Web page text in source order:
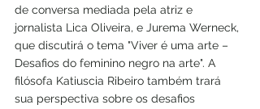
de conversa mediada pela atriz e
jornalista Lica Oliveira, e Jurema Werneck,
que discutirá o tema "Viver é uma arte –
Desafios do feminino negro na arte". A
filósofa Katiuscia Ribeiro também trará
sua perspectiva sobre os desafios